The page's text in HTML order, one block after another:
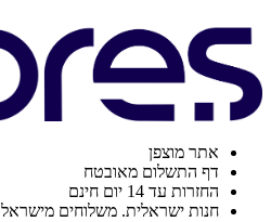
אתר מוצפן
דף התשלום מאובטח
החזרות עד 14 יום חינם
חנות ישראלית. משלוחים מישראל